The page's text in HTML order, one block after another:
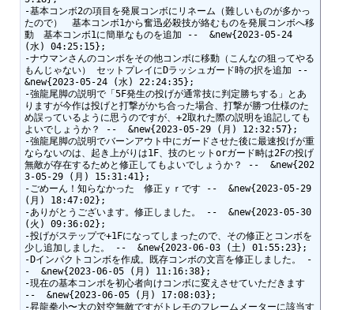
-基本コンボ2の項目を発展コンボにリネーム（難しいものが多かっ
たので）　基本コンボ1から奮迅必殺技が絡むものを発展コンボへ移
動　基本コンボ1に簡単なものを追加 --  &new{2023-05-24
(水) 04:25:15};
-ナウマンさんのコンボをその他コンボに移動（こんなの狙ってやる
もんじゃない） セットプレイにDラッシュガード時の択を追加 --
&new{2023-05-24 (水) 22:24:35};
-強龍尾脚の説明で「5F発生の投げが通常技に判定勝ちする」とあ
りますが今作は投げと打撃がかち合った場合、打撃が勝つ仕様のた
め誤っているように思うのですが、+2取れた際の説明を追記しても
よいでしょうか？ --  &new{2023-05-29 (月) 12:32:57};
-強龍尾脚の説明でバーンアウト中にガードさせた後に最速投げが重
ならないのは、起き上がりは1F、技のヒットorガード畤は2Fの投げ
無敵が存在するためと修正してもよいでしょうか？ --  &new{202
3-05-29 (月) 15:31:41};
-ごめーん！知らなかった　修正ｙｒです --  &new{2023-05-29
(月) 18:47:02};
-ありがとうございます。修正しました。 --  &new{2023-05-30
(火) 09:36:02};
-投げがステップで+1Fになってしまったので、その修正とコンボを
少し追加しました。 --  &new{2023-06-03 (土) 01:55:23};
-Dインパクトコンボを作成。既存コンボの文言を修正しました。 -
-  &new{2023-06-05 (月) 11:16:38};
-現在の基本コンボを初心者向けコンボに変えさせていただきます
--  &new{2023-06-05 (月) 17:08:03};
-昇龍拳小〜大の対空無敵ですがトレモのフレームメーターに該当す